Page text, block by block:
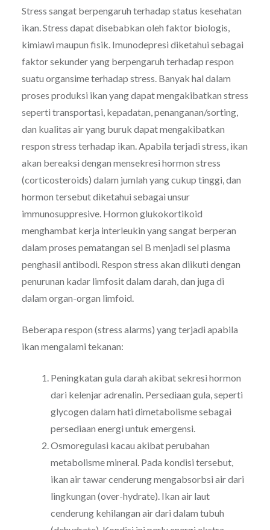
Stress sangat berpengaruh terhadap status kesehatan
ikan. Stress dapat disebabkan oleh faktor biologis,
kimiawi maupun fisik. Imunodepresi diketahui sebagai
faktor sekunder yang berpengaruh terhadap respon
suatu organsime terhadap stress. Banyak hal dalam
proses produksi ikan yang dapat mengakibatkan stress
seperti transportasi, kepadatan, penanganan/sorting,
dan kualitas air yang buruk dapat mengakibatkan
respon stress terhadap ikan. Apabila terjadi stress, ikan
akan bereaksi dengan mensekresi hormon stress
(corticosteroids) dalam jumlah yang cukup tinggi, dan
hormon tersebut diketahui sebagai unsur
immunosuppresive. Hormon glukokortikoid
menghambat kerja interleukin yang sangat berperan
dalam proses pematangan sel B menjadi sel plasma
penghasil antibodi. Respon stress akan diikuti dengan
penurunan kadar limfosit dalam darah, dan juga di
dalam organ-organ limfoid.
Beberapa respon (stress alarms) yang terjadi apabila
ikan mengalami tekanan:
Peningkatan gula darah akibat sekresi hormon
dari kelenjar adrenalin. Persediaan gula, seperti
glycogen dalam hati dimetabolisme sebagai
persediaan energi untuk emergensi.
Osmoregulasi kacau akibat perubahan
metabolisme mineral. Pada kondisi tersebut,
ikan air tawar cenderung mengabsorbsi air dari
lingkungan (over-hydrate). Ikan air laut
cenderung kehilangan air dari dalam tubuh